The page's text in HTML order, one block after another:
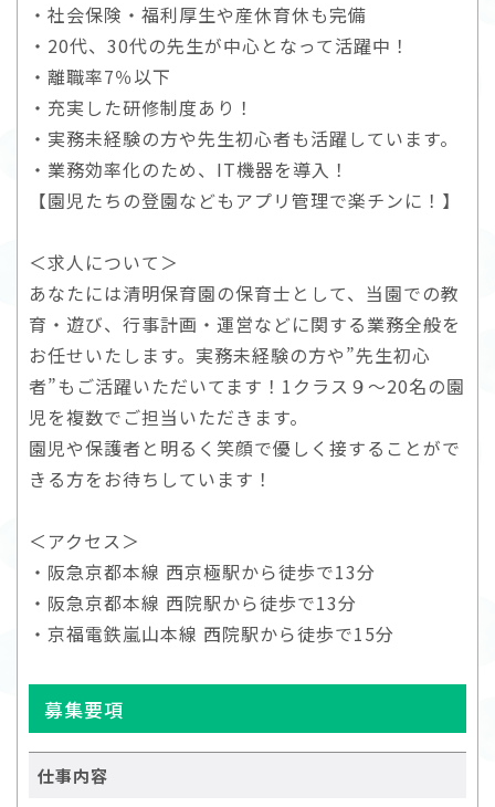
・社会保険・福利厚生や産休育休も完備
・20代、30代の先生が中心となって活躍中！
・離職率7％以下
・充実した研修制度あり！
・実務未経験の方や先生初心者も活躍しています。
・業務効率化のため、IT機器を導入！
【園児たちの登園などもアプリ管理で楽チンに！】
＜求人について＞
あなたには清明保育園の保育士として、当園での教
育・遊び、行事計画・運営などに関する業務全般を
お任せいたします。実務未経験の方や”先生初心
者”もご活躍いただいてます！1クラス９～20名の園
児を複数でご担当いただきます。
園児や保護者と明るく笑顔で優しく接することがで
きる方をお待ちしています！
＜アクセス＞
・阪急京都本線 西京極駅から徒歩で13分
・阪急京都本線 西院駅から徒歩で13分
・京福電鉄嵐山本線 西院駅から徒歩で15分
募集要項
仕事内容